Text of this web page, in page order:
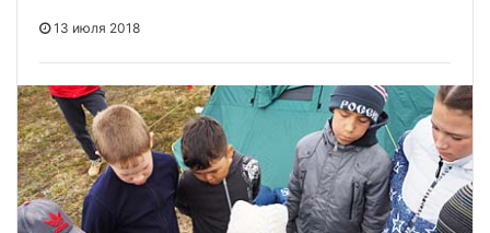
13 июля 2018